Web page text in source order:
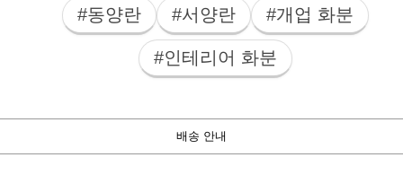
#동양란 #서양란 #개업 화분
#인테리어 화분
배송 안내